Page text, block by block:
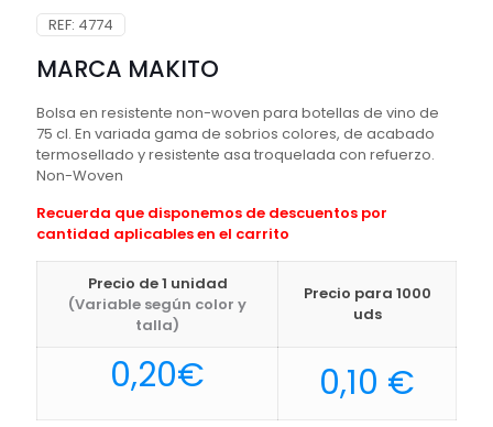
REF: 4774
MARCA MAKITO
Bolsa en resistente non-woven para botellas de vino de
75 cl. En variada gama de sobrios colores, de acabado
termosellado y resistente asa troquelada con refuerzo.
Non-Woven
Recuerda que disponemos de descuentos por
cantidad aplicables en el carrito
Precio de 1 unidad
(Variable según color y
talla)
Precio para 1000
uds
0,20€ 0,10 €